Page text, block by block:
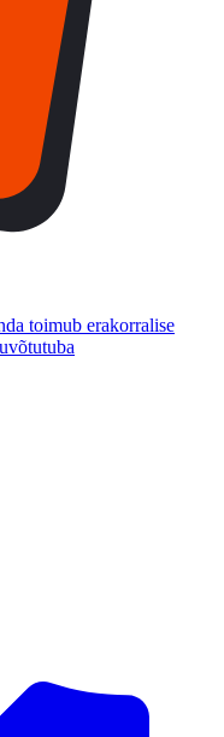
toimub erakorralise